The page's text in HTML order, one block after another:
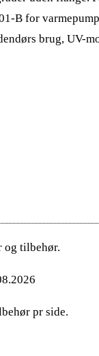
B for
brug, UV-
og tilbehør.
pr side.